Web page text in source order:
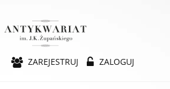
ZAREJESTRUJ ZALOGUJ